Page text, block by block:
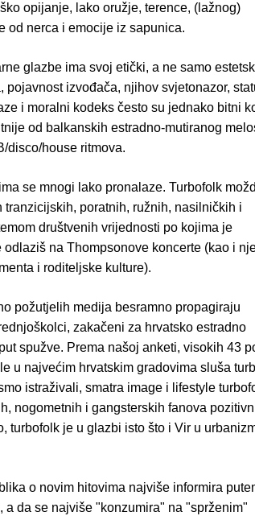
opijanje, lako oružje, terence, (lažnog)
od nerca i emocije iz sapunica.
glazbe ima svoj etički, a ne samo
pojavnost izvođača, njihov svjetonazor,
i moralni kodeks često su jednako bitni
od balkanskih estradno-mutiranog
disco/house ritmova.
se mnogi lako pronalaze. Turbofolk
poratnih, ružnih, nasilničkih i
društvenih vrijednosti po kojima je
na Thompsonove koncerte (kao i
i roditeljske kulture).
požutjelih medija besramno propagiraju
zakačeni za hrvatsko estradno
spužve. Prema našoj anketi, visokih 43
u najvećim hrvatskim gradovima sluša
istraživali, smatra image i lifestyle
nogometnih i gangsterskih fanova
turbofolk je u glazbi isto što i Vir u
o novim hitovima najviše informira
a da se najviše "konzumira" na "sprženim"